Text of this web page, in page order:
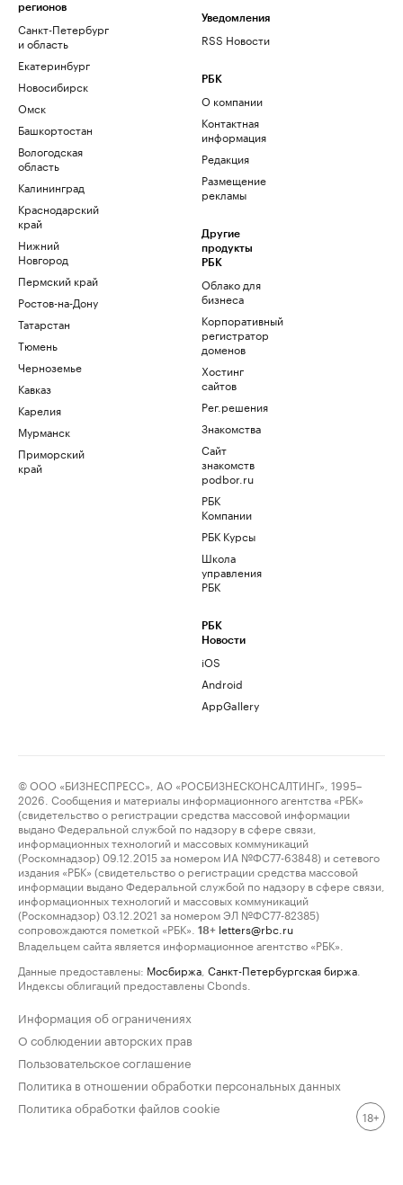
регионов
Санкт-Петербург
и область
Екатеринбург
Новосибирск
Омск
Башкортостан
Вологодская
область
Калининград
Краснодарский
край
Нижний
Новгород
Пермский край
Ростов-на-Дону
Татарстан
Тюмень
Черноземье
Кавказ
Карелия
Мурманск
Приморский
край
Уведомления
RSS Новости
РБК
О компании
Контактная
информация
Редакция
Размещение
рекламы
Другие
продукты
РБК
Облако для
бизнеса
Корпоративный
регистратор
доменов
Хостинг
сайтов
Рег.решения
Знакомства
Сайт
знакомств
podbor.ru
РБК
Компании
РБК Курсы
Школа
управления
РБК
РБК
Новости
iOS
Android
AppGallery
© ООО «БИЗНЕСПРЕСС», АО «РОСБИЗНЕСКОНСАЛТИНГ», 1995–
2026. Сообщения и материалы информационного агентства «РБК»
(свидетельство о регистрации средства массовой информации
выдано Федеральной службой по надзору в сфере связи,
информационных технологий и массовых коммуникаций
(Роскомнадзор) 09.12.2015 за номером ИА №ФС77-63848) и сетевого
издания «РБК» (свидетельство о регистрации средства массовой
информации выдано Федеральной службой по надзору в сфере связи,
информационных технологий и массовых коммуникаций
(Роскомнадзор) 03.12.2021 за номером ЭЛ №ФС77-82385)
сопровождаются пометкой «РБК».
18+ letters@rbc.ru
Владельцем сайта является информационное агентство «РБК».
Данные предоставлены: Мосбиржа Санкт-Петербургская биржа
Индексы облигаций предоставлены Cbonds.
Информация об ограничениях
О соблюдении авторских прав
Пользовательское соглашение
Политика в отношении обработки персональных данных
Политика обработки файлов cookie
18+